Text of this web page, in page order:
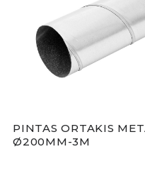
PINTAS ORTAKIS
Ø200MM-3M